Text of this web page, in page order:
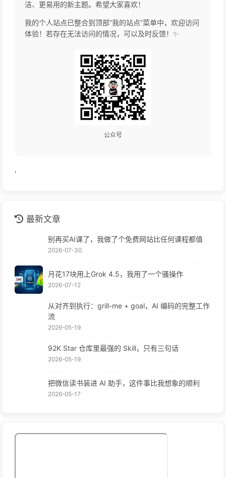
洁、更易用的新主题。希望大家喜欢！
我的个人站点已整合到顶部"我的站点"菜单中，欢迎访问
体验！若存在无法访问的情况，可以及时反馈！✨
公众号
'
最新文章
别再买AI课了，我做了个免费网站比任何课程都值
2026-07-30
月花17块用上Grok 4.5，我用了一个骚操作
2026-07-12
从对齐到执行：grill-me + goal，AI 编码的完整工作
流
2026-05-19
92K Star 仓库里最强的 Skill，只有三句话
2026-05-19
把微信读书装进 AI 助手，这件事比我想象的顺利
2026-05-17